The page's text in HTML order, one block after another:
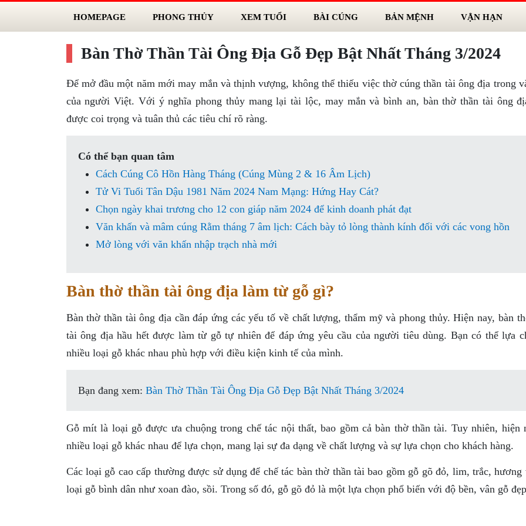
HOMEPAGE PHONG THỦY XEM TUỔI BÀI CÚNG BẢN MỆNH VẬN HẠN
Bàn Thờ Thần Tài Ông Địa Gỗ Đẹp Bật Nhất Tháng 3/2024
Để mở đầu một năm mới may mắn và thịnh vượng, không thể thiếu việc thờ cúng thần tài ông địa trong
của người Việt. Với ý nghĩa phong thủy mang lại tài lộc, may mắn và bình an, bàn thờ thần tài ông
được coi trọng và tuân thủ các tiêu chí rõ ràng.
Có thể bạn quan tâm
Cách Cúng Cô Hồn Hàng Tháng (Cúng Mùng 2 & 16 Âm Lịch)
Tử Vi Tuổi Tân Dậu 1981 Năm 2024 Nam Mạng: Hứng Hay Cát?
Chọn ngày khai trương cho 12 con giáp năm 2024 để kinh doanh phát đạt
Văn khấn và mâm cúng Rằm tháng 7 âm lịch: Cách bày tỏ lòng thành kính đối với các vong hồn
Mở lòng với văn khấn nhập trạch nhà mới
Bàn thờ thần tài ông địa làm từ gỗ gì?
Bàn thờ thần tài ông địa cần đáp ứng các yếu tố về chất lượng, thẩm mỹ và phong thủy. Hiện nay, bàn
tài ông địa hầu hết được làm từ gỗ tự nhiên để đáp ứng yêu cầu của người tiêu dùng. Bạn có thể lựa
nhiều loại gỗ khác nhau phù hợp với điều kiện kinh tế của mình.
Bạn đang xem: Bàn Thờ Thần Tài Ông Địa Gỗ Đẹp Bật Nhất Tháng 3/2024
Gỗ mít là loại gỗ được ưa chuộng trong chế tác nội thất, bao gồm cả bàn thờ thần tài. Tuy nhiên, hiện
nhiều loại gỗ khác nhau để lựa chọn, mang lại sự đa dạng về chất lượng và sự lựa chọn cho khách hàng.
Các loại gỗ cao cấp thường được sử dụng để chế tác bàn thờ thần tài bao gồm gỗ gõ đỏ, lim, trắc, hương
loại gỗ bình dân như xoan đào, sồi. Trong số đó, gỗ gõ đỏ là một lựa chọn phổ biến với độ bền, vân gỗ